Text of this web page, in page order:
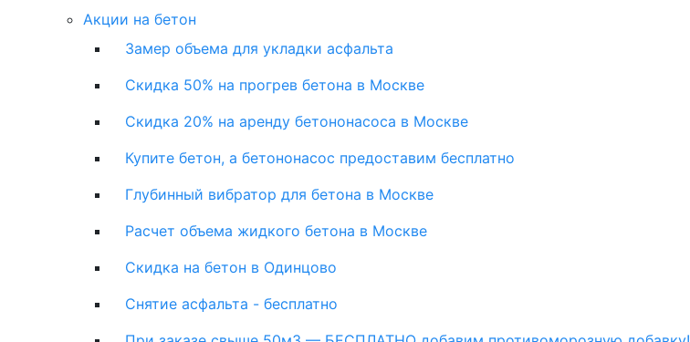
Акции на бетон
Замер объема для укладки асфальта
Скидка 50% на прогрев бетона в Москве
Скидка 20% на аренду бетононасоса в Москве
Купите бетон, а бетононасос предоставим бесплатно
Глубинный вибратор для бетона в Москве
Расчет объема жидкого бетона в Москве
Скидка на бетон в Одинцово
Снятие асфальта - бесплатно